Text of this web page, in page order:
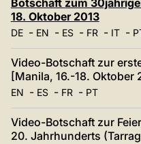
Botschaft zum
18. Oktober 2013
DE- EN - ES- FR- IT-
Video-Botschaft zur
[Manila, 16.-18. Oktober
EN - ES- FR- PT
Video-Botschaft zur
20. Jahrhunderts